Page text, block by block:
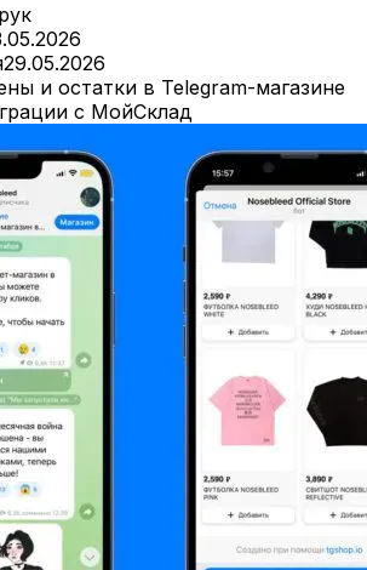
29.05.2026
и остатки в Telegram-магазине
с МойСклад